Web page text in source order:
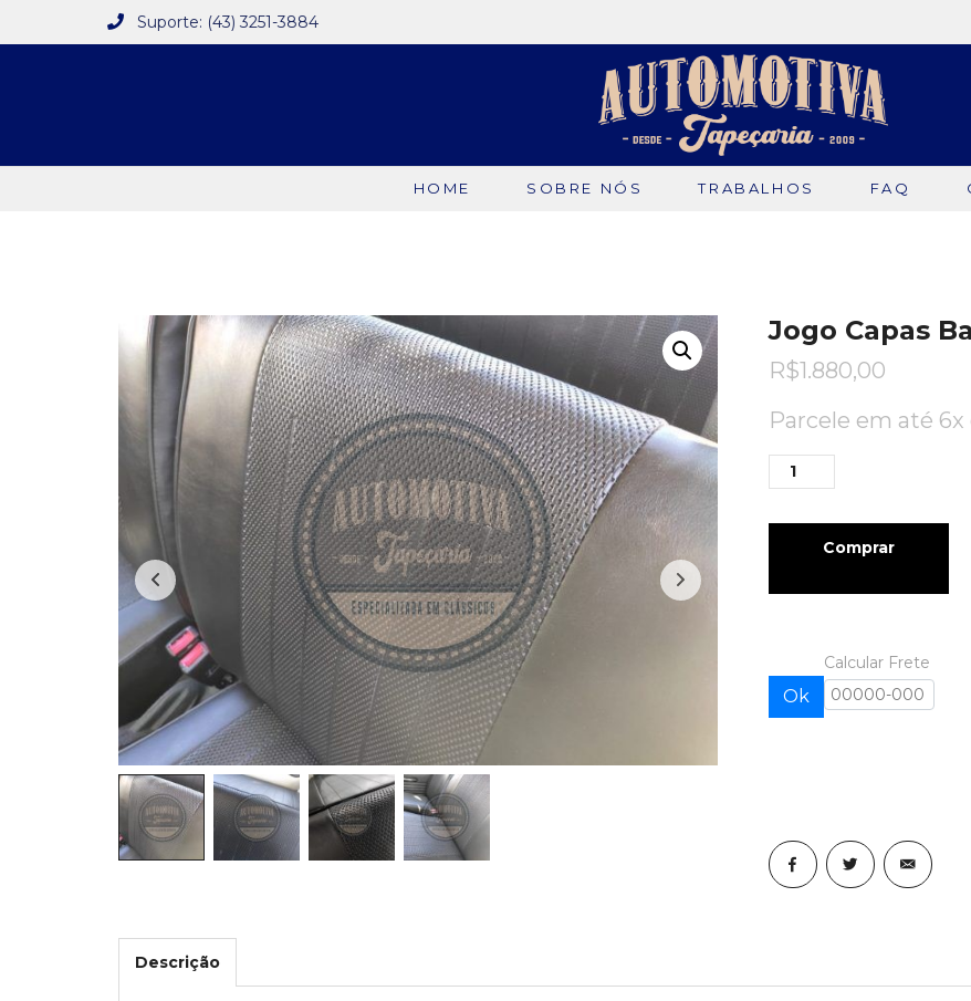
Suporte: (43) 3251-3884
HOME SOBRE NÓS TRABALHOS FAQ
Jogo Capas
R$1.880,00
Parcele em até 6x
Comprar
Calcular Frete
Ok
Descrição